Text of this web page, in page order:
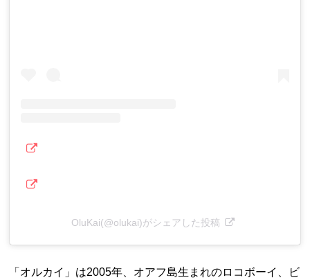
OluKai(@olukai)がシェアした投稿
「オルカイ」は2005年、オアフ島生まれのロコボーイ、ビ